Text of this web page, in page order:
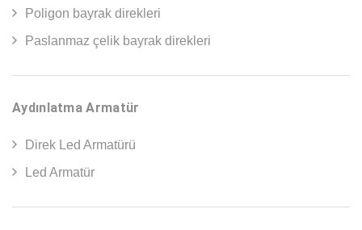
Poligon bayrak direkleri
Paslanmaz çelik bayrak direkleri
Aydınlatma Armatür
Direk Led Armatürü
Led Armatür